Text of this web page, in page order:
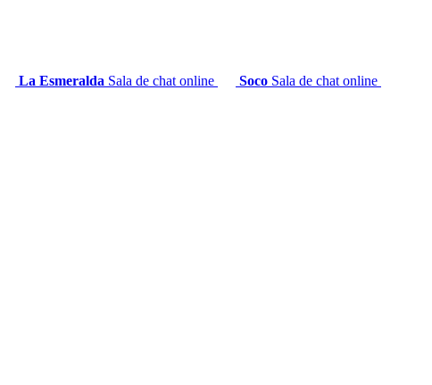
La Esmeralda Sala de chat online Soco Sala de chat online